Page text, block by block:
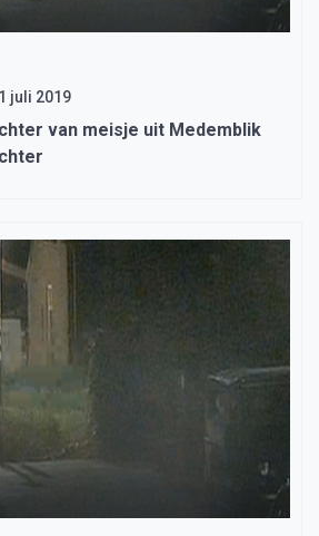
1 juli 2019
van meisje uit Medemblik